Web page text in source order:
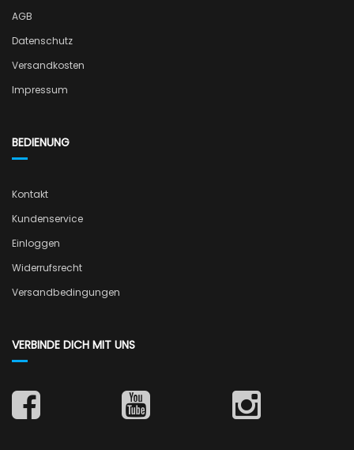
AGB
Datenschutz
Versandkosten
Impressum
BEDIENUNG
Kontakt
Kundenservice
Einloggen
Widerrufsrecht
Versandbedingungen
VERBINDE DICH MIT UNS